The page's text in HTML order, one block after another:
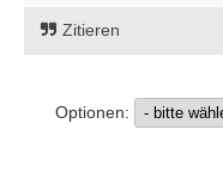
Zitieren
Optionen: